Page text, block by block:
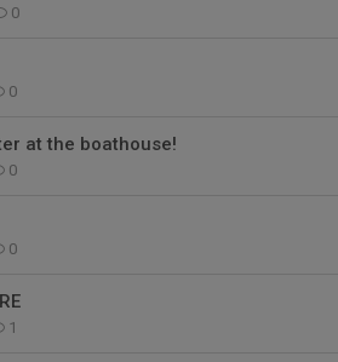
0
0
at the boathouse!
0
0
1